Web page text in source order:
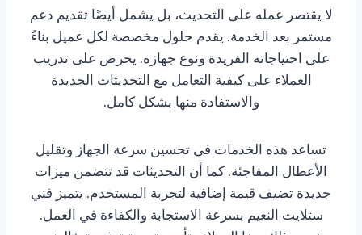
لا يقتصر عمله على التحديث، بل يشمل أيضًا تقديم دعم
مستمر بعد الخدمة. يقدم حلول مخصصة لكل عميل بناءً
على احتياجاته الفريدة ونوع جهازه. يحرص على تدريب
العملاء على كيفية التعامل مع التحديثات الجديدة
والاستفادة منها بشكل كامل.
تساعد هذه الخدمات في تحسين سرعة الجهاز وتقليل
الأعطال المفاجئة. كما أن التحديثات قد تتضمن ميزات
جديدة تضيف قيمة إضافية لتجربة المستخدم. يتميز فني
ستلايت النعيم بسرعة الاستجابة والكفاءة في العمل.